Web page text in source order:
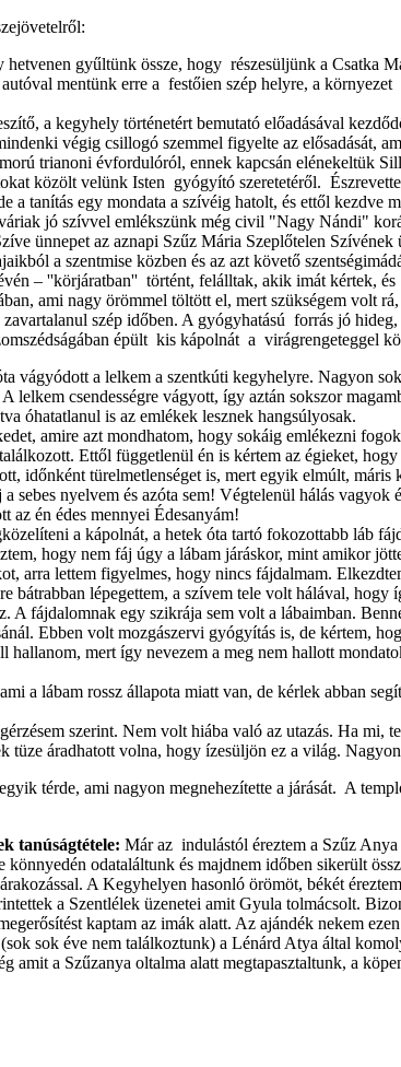
hetvenen gyűltünk össze, hogy részesüljünk a
mentünk erre a festőien szép helyre, a
a kegyhely történetért bemutató előadásával
végig csillogó szemmel figyelte az elősadását,
trianoni évfordulóról, ennek kapcsán elénekeltük
közölt velünk Isten gyógyító szeretetéről.
a tanítás egy mondata a szívéig hatolt, és ettől
jó szívvel emlékszünk még civil "Nagy Nándi"
ünnepet az aznapi Szűz Mária Szeplőtelen
a szentmise közben és az azt követő
– ''körjáratban'' történt, felálltak, akik imát kértek,
ami nagy örömmel töltött el, mert szükségem volt
szép időben. A gyógyhatású forrás jó
szomszédságában épült kis kápolnát a
vágyódott a lelkem a szentkúti kegyhelyre. Nagyon
lelkem csendességre vágyott, így aztán sokszor
óhatatlanul is az emlékek lesznek hangsúlyosak.
amire azt mondhatom, hogy sokáig emlékezni
Ettől függetlenül én is kértem az égieket,
időnként türelmetlenséget is, mert egyik elmúlt,
sebes nyelvem és azóta sem! Végtelenül hálás
az én édes mennyei Édesanyám!
a kápolnát, a hetek óta tartó fokozottabb láb
hogy nem fáj úgy a lábam járáskor, mint amikor
arra lettem figyelmes, hogy nincs fájdalmam.
bátrabban lépegettem, a szívem tele volt hálával,
A fájdalomnak egy szikrája sem volt a lábaimban.
Ebben volt mozgászervi gyógyítás is, de kértem,
mert így nevezem a meg nem hallott
a lábam rossz állapota miatt van, de kérlek abban
szerint. Nem volt hiába való az utazás. Ha
tüze áradhatott volna, hogy ízesüljön ez a világ.
térde, ami nagyon megnehezítette a járását. A
tanúságtétele: Már az indulástól éreztem a Szűz
odataláltunk és majdnem időben sikerült
A Kegyhelyen hasonló örömöt, békét
a Szentlélek üzenetei amit Gyula tolmácsolt.
kaptam az imák alatt. Az ajándék nekem
sok éve nem találkoztunk) a Lénárd Atya által
amit a Szűzanya oltalma alatt megtapasztaltunk, a